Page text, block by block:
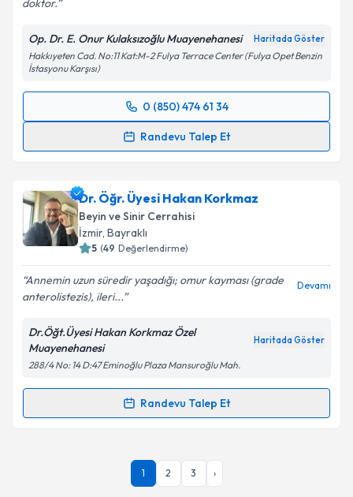
Metni 'ni okudum ve kişisel verilerimin belirtilen
kapsamda işlenmesini kabul ediyorum.
Takvim Talebini Gönder
doktor.
Op. Dr. E. Onur Kulaksızoğlu Muayenehanesi Haritada Göster
Hakkıyeten Cad. No:11 Kat:M-2 Fulya Terrace Center (Fulya Opet Benzin
İstasyonu Karşısı)
0 (850) 474 61 34
Randevu Talep Et
Randevu Takvimi Talebi
için bir takvim hazırlandığında e-posta ile
bilgilendireceğiz.
E-posta Adresiniz
Kişisel verilerimin işlenmesine ilişkin
Metni'ni okudum ve kişisel verilerimin belirtilen
kapsamda işlenmesini kabul ediyorum.
Takvim Talebini Gönder
Dr. Öğr. Üyesi Hakan Korkmaz
Beyin ve Sinir Cerrahisi
İzmir, Bayraklı
5 (49 Değerlendirme)
Annemin uzun süredir yaşadığı; omur kayması (grade
anterolistezis), ileri...
Devamı
Dr.Öğt.Üyesi Hakan Korkmaz Özel
Muayenehanesi
Haritada Göster
288/4 No: 14 D:47 Eminoğlu Plaza Mansuroğlu Mah.
Randevu Talep Et
Randevu Takvimi Talebi
Dr. Öğr. Üyesi Hakan Korkmaziçin randevu takvimi
talebi oluşturun. Size bu uzmandan randevu almanız
1 2 3 ›